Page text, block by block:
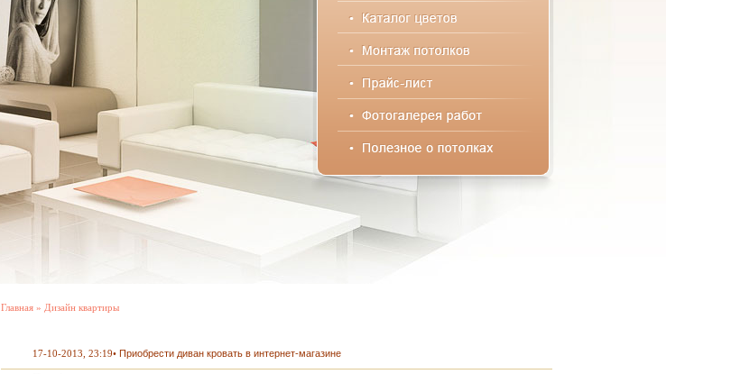
Главная » Дизайн квартиры
17-10-2013, 23:19• Приобрести диван кровать в интернет-магазине